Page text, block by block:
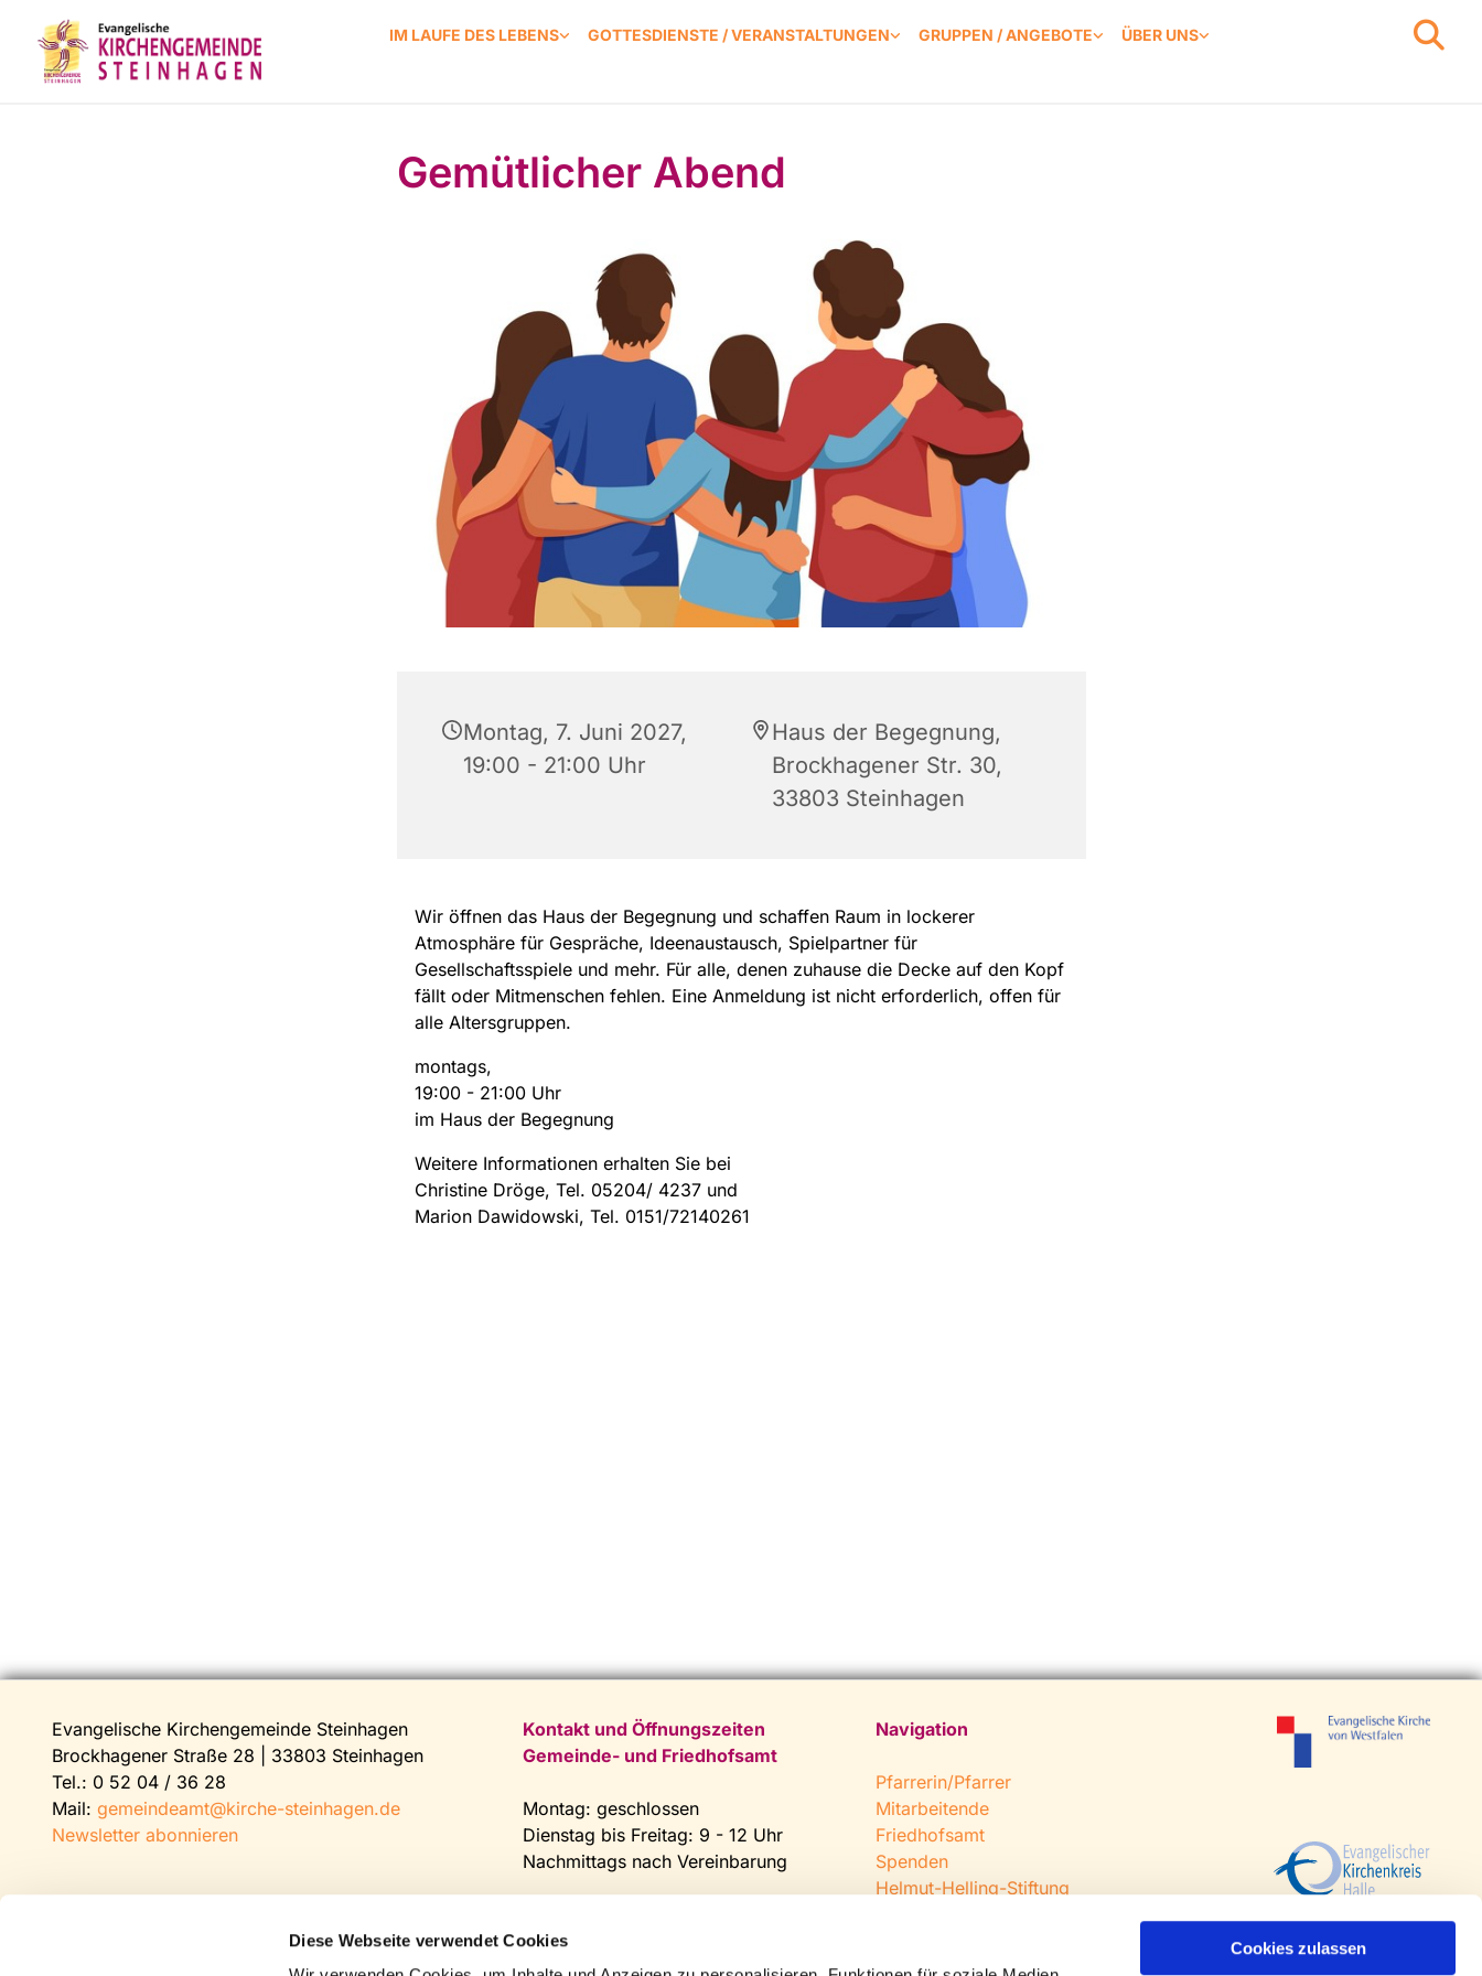
Diese Webseite verwendet Cookies
Cookies zulassen
IM LAUFE DES LEBENS GOTTESDIENSTE / VERANSTALTUNGEN GRUPPEN / ANGEBOTE ÜBER UNS
Gemütlicher Abend
Montag, 7. Juni 2027,
19:00 - 21:00 Uhr
Haus der Begegnung,
Brockhagener Str. 30,
33803 Steinhagen
Wir öffnen das Haus der Begegnung und schaffen Raum in lockerer
Atmosphäre für Gespräche, Ideenaustausch, Spielpartner für
Gesellschaftsspiele und mehr. Für alle, denen zuhause die Decke auf den Kopf
fällt oder Mitmenschen fehlen. Eine Anmeldung ist nicht erforderlich, offen für
alle Altersgruppen.
montags,
19:00 - 21:00 Uhr
im Haus der Begegnung
Weitere Informationen erhalten Sie bei
Christine Dröge, Tel. 05204/ 4237 und
Marion Dawidowski, Tel. 0151/72140261
Evangelische Kirchengemeinde Steinhagen
Brockhagener Straße 28 | 33803 Steinhagen
Tel.: 0 52 04 / 36 28
Mail: gemeindeamt@kirche-steinhagen.de
Newsletter abonnieren
Kontakt und Öffnungszeiten
Gemeinde- und Friedhofsamt
Montag: geschlossen
Dienstag bis Freitag: 9 - 12 Uhr
Nachmittags nach Vereinbarung
Fax: 0 52 04 / 25 65
Mail: gemeindeamt@kirche-
Navigation
Pfarrerin/Pfarrer
Mitarbeitende
Friedhofsamt
Spenden
Helmut-Helling-Stiftung